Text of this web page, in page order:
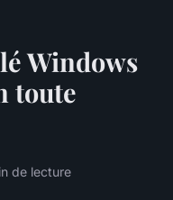
Windows
toute
de lecture